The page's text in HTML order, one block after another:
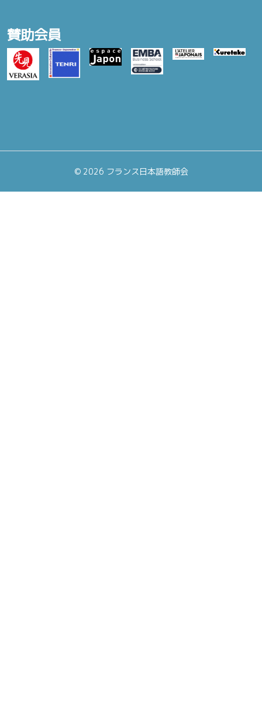
賛助会員
©2026 フランス日本語教師会